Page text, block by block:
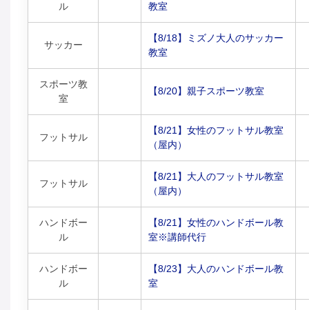
ル
教室
サッカー
【8/18】ミズノ大人のサッカー
教室
スポーツ教
室
【8/20】親子スポーツ教室
フットサル
【8/21】女性のフットサル教室
（屋内）
フットサル
【8/21】大人のフットサル教室
（屋内）
ハンドボー
ル
【8/21】女性のハンドボール教
室※講師代行
ハンドボー
ル
【8/23】大人のハンドボール教
室